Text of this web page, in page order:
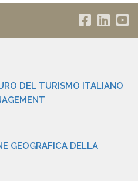
DEL TURISMO ITALIANO
GEOGRAFICA DELLA